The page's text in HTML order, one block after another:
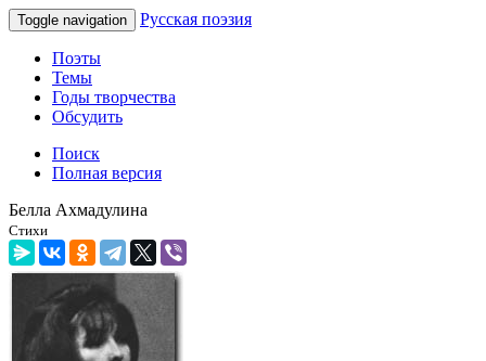
Toggle navigation Русская поэзия
Поэты
Темы
Годы творчества
Обсудить
Поиск
Полная версия
Белла Ахмадулина
Стихи